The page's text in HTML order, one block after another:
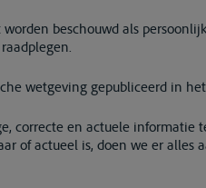
beschouwd als
wetgeving gepubliceerd in
en actuele informatie
actueel is, doen we er